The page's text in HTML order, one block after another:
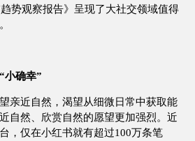
势观察报告》呈现了大社交领域值得
小确幸”
亲近自然，渴望从细微日常中获取能
自然、欣赏自然的愿望更加强烈。近
，仅在小红书就有超过100万条笔